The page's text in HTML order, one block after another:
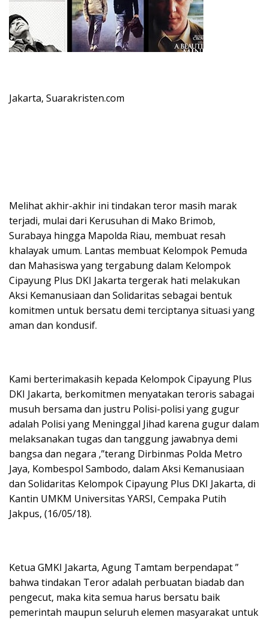
Jakarta, Suarakristen.com
Melihat akhir-akhir ini tindakan teror masih marak
terjadi, mulai dari Kerusuhan di Mako Brimob,
Surabaya hingga Mapolda Riau, membuat resah
khalayak umum. Lantas membuat Kelompok Pemuda
dan Mahasiswa yang tergabung dalam Kelompok
Cipayung Plus DKI Jakarta tergerak hati melakukan
Aksi Kemanusiaan dan Solidaritas sebagai bentuk
komitmen untuk bersatu demi terciptanya situasi yang
aman dan kondusif.
Kami berterimakasih kepada Kelompok Cipayung Plus
DKI Jakarta, berkomitmen menyatakan teroris sabagai
musuh bersama dan justru Polisi-polisi yang gugur
adalah Polisi yang Meninggal Jihad karena gugur dalam
melaksanakan tugas dan tanggung jawabnya demi
bangsa dan negara ,”terang Dirbinmas Polda Metro
Jaya, Kombespol Sambodo, dalam Aksi Kemanusiaan
dan Solidaritas Kelompok Cipayung Plus DKI Jakarta, di
Kantin UMKM Universitas YARSI, Cempaka Putih
Jakpus, (16/05/18).
Ketua GMKI Jakarta, Agung Tamtam berpendapat ”
bahwa tindakan Teror adalah perbuatan biadab dan
pengecut, maka kita semua harus bersatu baik
pemerintah maupun seluruh elemen masyarakat untuk